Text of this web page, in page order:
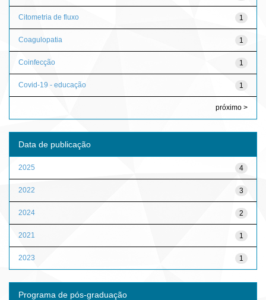
1
Citometria de fluxo
1
Coagulopatia
1
Coinfecção
1
Covid-19 - educação
próximo >
Data de publicação
4
2025
3
2022
2
2024
1
2021
1
2023
Programa de pós-graduação